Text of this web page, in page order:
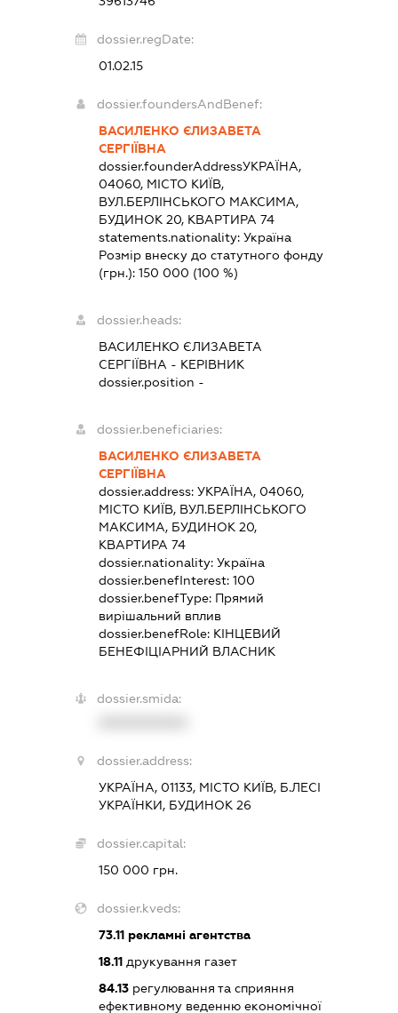
dossier.regDate:
01.02.15
dossier.foundersAndBenef:
ВАСИЛЕНКО ЄЛИЗАВЕТА
СЕРГІЇВНА
dossier.founderAddressУКРАЇНА,
04060, МІСТО КИЇВ,
ВУЛ.БЕРЛІНСЬКОГО МАКСИМА,
БУДИНОК 20, КВАРТИРА 74
statements.nationality:Україна
Розмір внеску до статутного фонду
(грн.):150 000 (100 %)
dossier.heads:
ВАСИЛЕНКО ЄЛИЗАВЕТА
СЕРГІЇВНА - КЕРІВНИК
dossier.position -
dossier.beneficiaries:
ВАСИЛЕНКО ЄЛИЗАВЕТА
СЕРГІЇВНА
dossier.address:УКРАЇНА, 04060,
МІСТО КИЇВ, ВУЛ.БЕРЛІНСЬКОГО
МАКСИМА, БУДИНОК 20,
КВАРТИРА 74
dossier.nationality:Україна
dossier.benefInterest:100
dossier.benefType: Прямий
вирішальний вплив
dossier.benefRole: КІНЦЕВИЙ
БЕНЕФІЦІАРНИЙ ВЛАСНИК
dossier.smida:
dossier.address:
УКРАЇНА, 01133, МІСТО КИЇВ, Б.ЛЕСІ
УКРАЇНКИ, БУДИНОК 26
dossier.capital:
150 000 грн.
dossier.kveds:
73.11 рекламні агентства
18.11 друкування газет
84.13 регулювання та сприяння
ефективному веденню економічної